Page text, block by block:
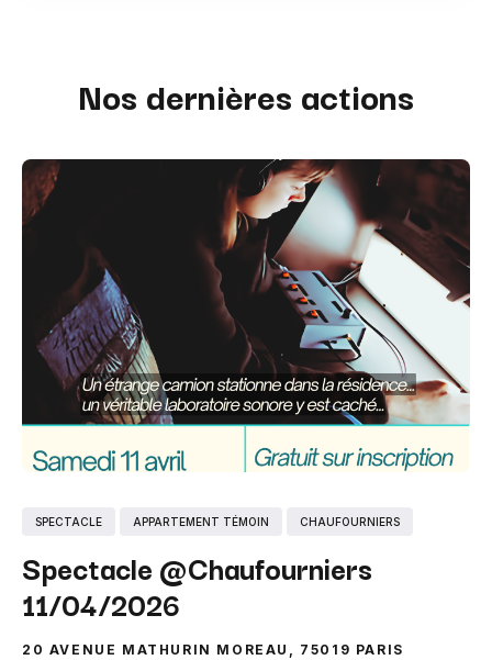
Nos dernières actions
SPECTACLE APPARTEMENT TÉMOIN CHAUFOURNIERS
Spectacle @Chaufourniers
11/04/2026
20 AVENUE MATHURIN MOREAU, 75019 PARIS